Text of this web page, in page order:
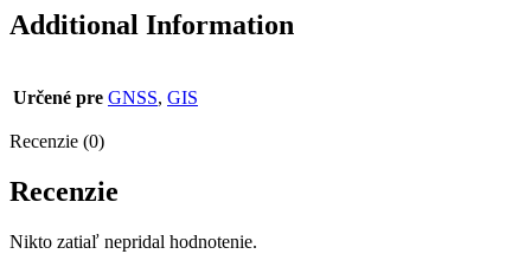
Additional Information
Určené pre GNSS, GIS
Recenzie (0)
Recenzie
Nikto zatiaľ nepridal hodnotenie.